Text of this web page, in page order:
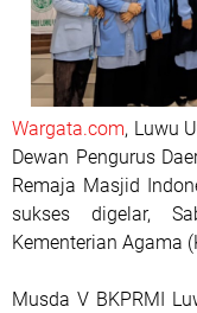
Wargata.com, Luwu
Dewan Pengurus
Remaja Masjid
sukses digelar,
Kementerian Agama
Musda V BKPRMI